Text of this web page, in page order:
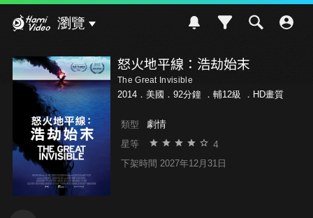
瀏覽
怒火地平線：浩劫始末
The Great Invisible
2014．美國．92分鐘 ． 輔12級 ．HD畫質
類型 劇情
星等 4
下架時間 2027年12月31日